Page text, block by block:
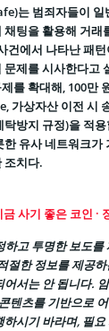
는 범죄자들이
팅을 활용해 거래
건에서 나타난 패
제를 시사한다고
를 확대해, 100만
가상자산 이전 시
방지 규정)을 적
유사 네트워크가
조치다.
사기 좋은 코인 ·
하고 투명한 보도
절한 정보를 제공
서는 안 됩니다.
텐츠를 기반으로
시기 바라며, 필